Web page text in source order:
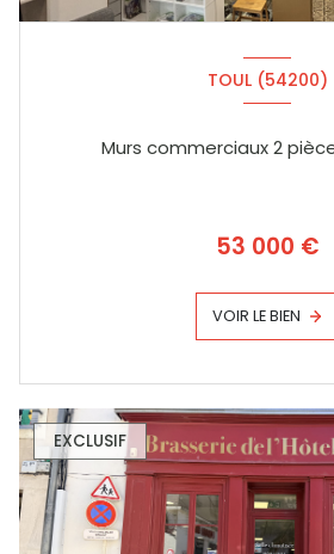
TOUL (54200)
53 000 €
VOIR LE BIEN
EXCLUSIF